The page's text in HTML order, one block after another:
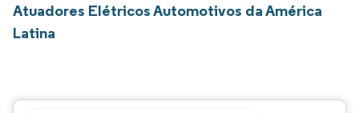
Atuadores Elétricos Automotivos da América
Latina